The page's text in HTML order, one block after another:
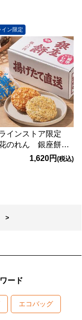
イン限定
インストア限定
のれん 銀座餅
合わせ 12枚【賞味
1,620円 (税込)
>
ード
エコバッグ